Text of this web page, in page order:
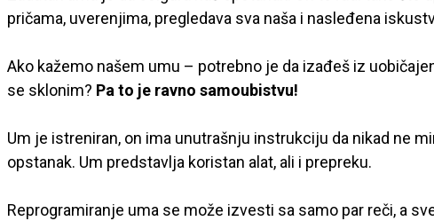
pričama, uverenjima, pregledava sva naša i nasleđena
Ako kažemo našem umu – potrebno je da izađeš iz
se sklonim? Pa to je ravno samoubistvu!
Um je istreniran, on ima unutrašnju instrukciju da nikad ne
opstanak. Um predstavlja koristan alat, ali i prepreku.
Reprogramiranje uma se može izvesti sa samo par reči, a